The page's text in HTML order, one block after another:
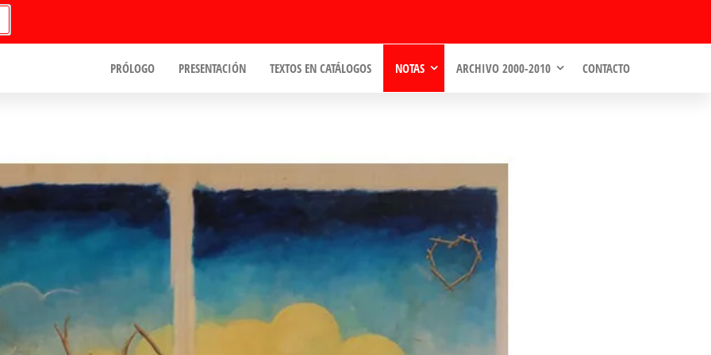
PRÓLOGO PRESENTACIÓN TEXTOS EN CATÁLOGOS NOTAS ARCHIVO 2000-2010 CONTACTO